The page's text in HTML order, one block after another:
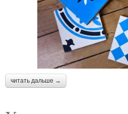
читать дальше →